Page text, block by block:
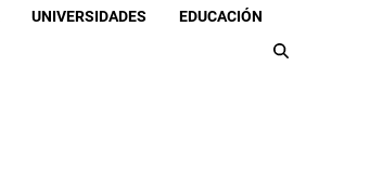
UNIVERSIDADES EDUCACIÓN